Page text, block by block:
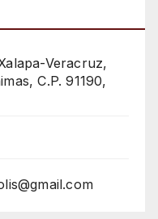
Veracruz,
C.P. 91190,